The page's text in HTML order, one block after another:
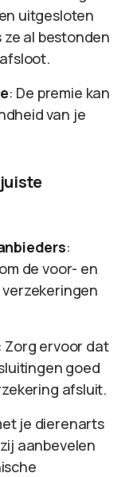
uitgesloten
ze al bestonden
: De premie kan
van je
:
de voor- en
: Zorg ervoor dat
goed
afsluit.
je dierenarts
aanbevelen